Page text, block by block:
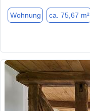
Wohnung ca. 75,67 m²